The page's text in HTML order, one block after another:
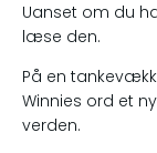
Uanset om du
læse den.
På en
Winnies ord et
verden.